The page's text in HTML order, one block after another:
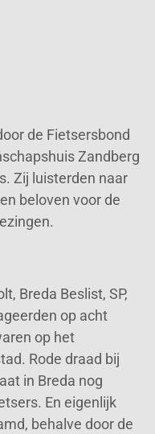
de Fietsersbond
Zandberg
Zij luisterden naar
beloven voor de
Breda Beslist, SP,
op acht
op het
Rode draad bij
in Breda nog
En eigenlijk
behalve door de